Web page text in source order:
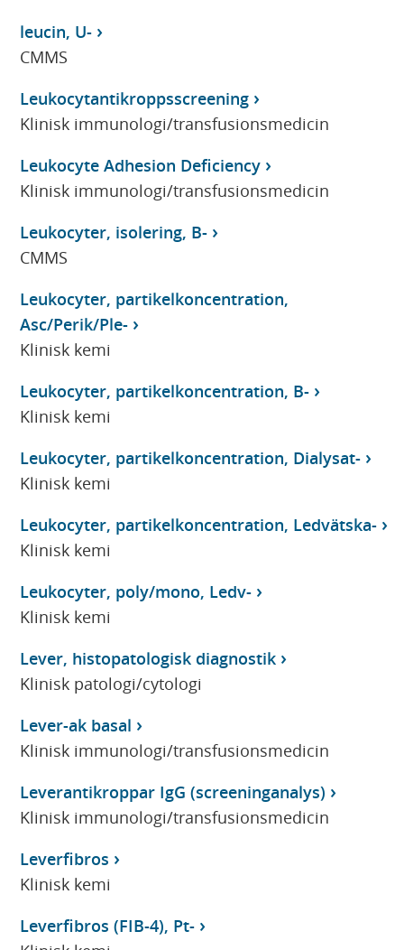
leucin, U-
CMMS
Leukocytantikroppsscreening
Klinisk immunologi/transfusionsmedicin
Leukocyte Adhesion Deficiency
Klinisk immunologi/transfusionsmedicin
Leukocyter, isolering, B-
CMMS
Leukocyter, partikelkoncentration,
Asc/Perik/Ple-
Klinisk kemi
Leukocyter, partikelkoncentration, B-
Klinisk kemi
Leukocyter, partikelkoncentration, Dialysat-
Klinisk kemi
Leukocyter, partikelkoncentration, Ledvätska-
Klinisk kemi
Leukocyter, poly/mono, Ledv-
Klinisk kemi
Lever, histopatologisk diagnostik
Klinisk patologi/cytologi
Lever-ak basal
Klinisk immunologi/transfusionsmedicin
Leverantikroppar IgG (screeninganalys)
Klinisk immunologi/transfusionsmedicin
Leverfibros
Klinisk kemi
Leverfibros (FIB-4), Pt-